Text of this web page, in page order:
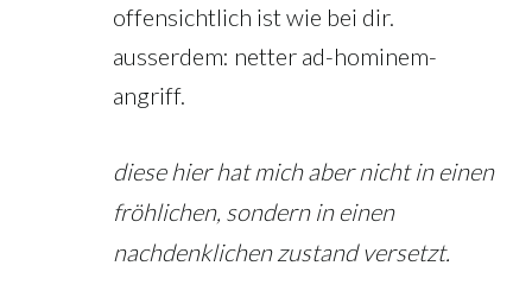
offensichtlich ist wie bei dir.
ausserdem: netter ad-hominem-
angriff.
diese hier hat mich aber nicht in einen
fröhlichen, sondern in einen
nachdenklichen zustand versetzt.